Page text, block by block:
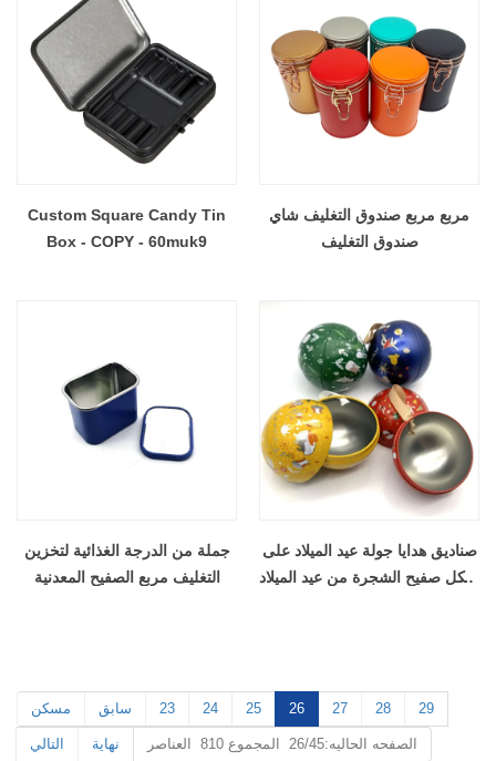
Custom Square Candy Tin
Box - COPY - 60muk9
مربع مربع صندوق التغليف شاي
صندوق التغليف
جملة من الدرجة الغذائية لتخزين
التغليف مربع الصفيح المعدنية
صناديق هدايا جولة عيد الميلاد على
شكل صفيح الشجرة من عيد الميلاد
مسكن سابق 23 24 25 26 27 28 29
التالي نهاية الصفحه الحاليه:26/45 المجموع 810 العناصر